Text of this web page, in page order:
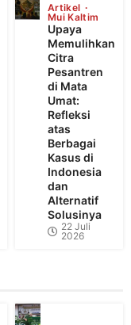
Artikel
Mui Kaltim
Upaya
Memulihkan
Citra
Pesantren
di Mata
Umat:
Refleksi
atas
Berbagai
Kasus di
Indonesia
dan
Alternatif
Solusinya
22 Juli
2026